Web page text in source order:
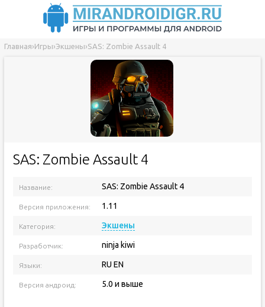
Главная›Игры›Экшены›SAS: Zombie Assault 4
SAS: Zombie Assault 4
Название: SAS: Zombie Assault 4
Версия приложения: 1.11
Категория: Экшены
Разработчик: ninja kiwi
Языки: RU EN
Версия андроид: 5.0 и выше